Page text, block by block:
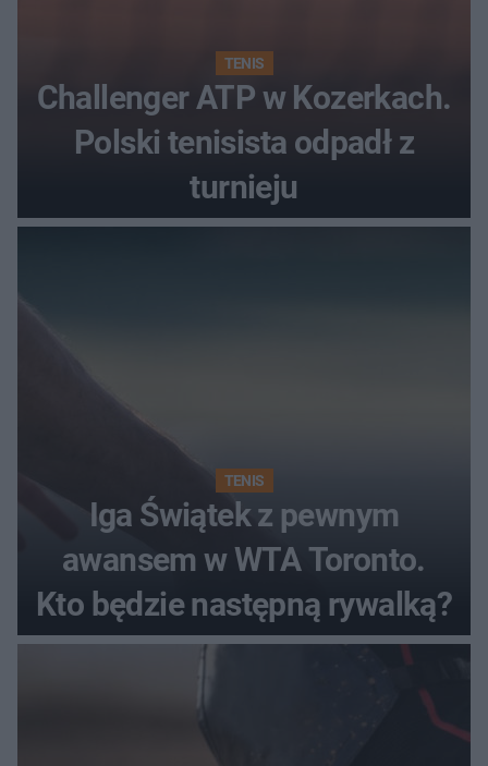
TENIS
Challenger ATP w Kozerkach.
Polski tenisista odpadł z
turnieju
TENIS
Iga Świątek z pewnym
awansem w WTA Toronto.
Kto będzie następną rywalką?